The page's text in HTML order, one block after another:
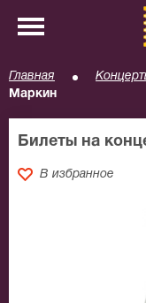
Главная
Маркин
Билеты на
В избранное